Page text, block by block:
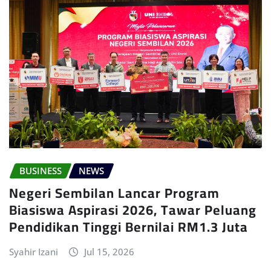
BUSINESS NEWS
Negeri Sembilan Lancar Program
Biasiswa Aspirasi 2026, Tawar Peluang
Pendidikan Tinggi Bernilai RM1.3 Juta
Syahir Izani Jul 15, 2026